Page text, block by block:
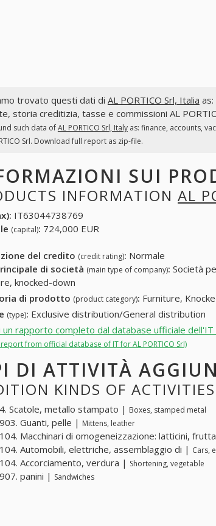
trovato questi dati di AL PORTICO Srl, Italia
storia creditizia, tasse e commissioni AL
such data ofAL PORTICO Srl, Italyas: finance, accounts,
Srl. Download full report as zip-file.
SUI
INFORMATION AL
IT63044738769
(capital): 724,000 EUR
del credito (credit rating): Normale
di società (main type of company): Società
knocked-down
di prodotto (product category): Furniture,
(type): Exclusive distribution/General distribution
rapporto completo dal database ufficiale dell'IT
from official database of IT for AL PORTICO Srl)
DI ATTIVITÀ
KINDS OF
Scatole, metallo stampato | Boxes, stamped metal
Guanti, pelle | Mittens, leather
Macchinari di omogeneizzazione: latticini,
Automobili, elettriche, assemblaggio di | Cars,
Accorciamento, verdura | Shortening, vegetable
panini | Sandwiches